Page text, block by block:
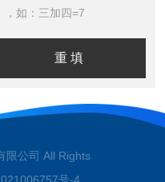
，如：三加四=7
限公司 All Rights